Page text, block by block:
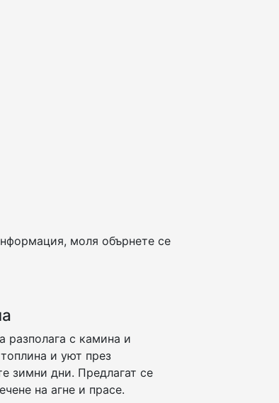
моля обърнете се
разполага с камина и
и уют през
зимни дни. Предлагат се
на агне и прасе.